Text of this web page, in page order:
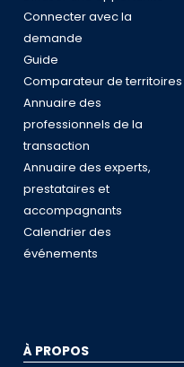
Connecter avec la
demande
Guide
Comparateur de territoires
Annuaire des
professionnels de la
transaction
Annuaire des experts,
prestataires et
accompagnants
Calendrier des
événements
À PROPOS